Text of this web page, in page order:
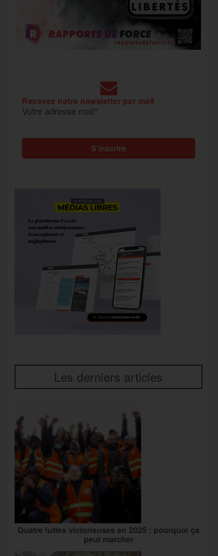
Recevez notre newsletter par mail
Votre adresse mail*
Les derniers articles
Quatre luttes victorieuses en 2025 : pourquoi ça
peut marcher